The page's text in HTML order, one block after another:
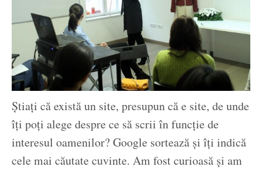
Știați că există un site, presupun că e site, de unde
îți poți alege despre ce să scrii în funcție de
interesul oamenilor? Google sortează și îți indică
cele mai căutate cuvinte. Am fost curioasă și am